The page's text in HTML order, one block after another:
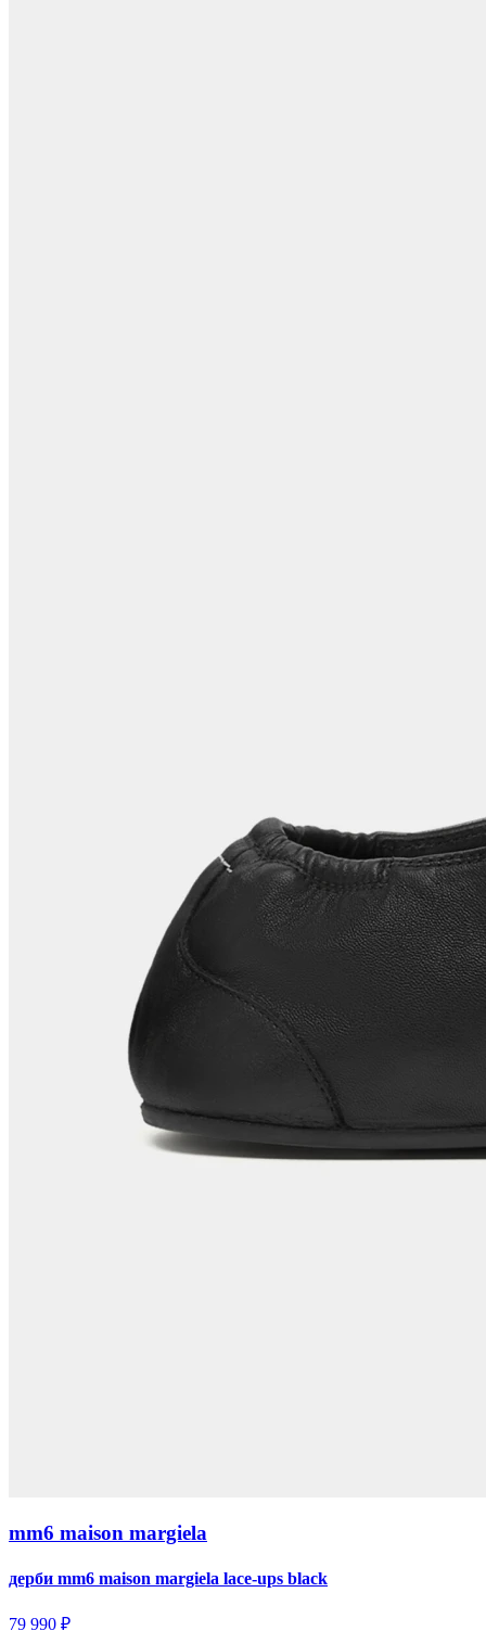
mm6 maison margiela
дерби mm6 maison margiela lace-ups black
79 990 ₽